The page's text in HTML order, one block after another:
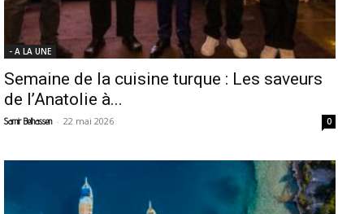
- A LA UNE
Semaine de la cuisine turque : Les saveurs
de l’Anatolie à...
Samir Belhassen - 22 mai 2026 0